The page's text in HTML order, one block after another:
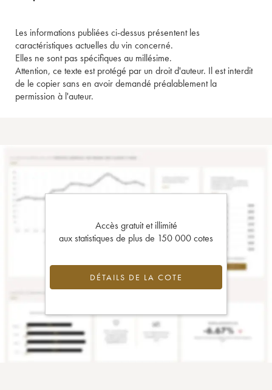
Les informations publiées ci-dessus présentent les
caractéristiques actuelles du vin concerné.
Elles ne sont pas spécifiques au millésime.
Attention, ce texte est protégé par un droit d'auteur. Il est interdit
de le copier sans en avoir demandé préalablement la
permission à l'auteur.
Accès gratuit et illimité
aux statistiques de plus de 150 000 cotes
DÉTAILS DE LA COTE